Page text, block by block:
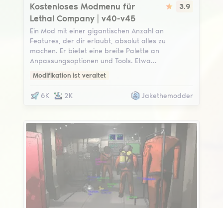
Kostenloses Modmenu für
Lethal Company | v40-v45
3.9
Ein Mod mit einer gigantischen Anzahl an
Features, der dir erlaubt, absolut alles zu
machen. Er bietet eine breite Palette an
Anpassungsoptionen und Tools. Etwa…
Modifikation ist veraltet
6K 2K Jakethemodder